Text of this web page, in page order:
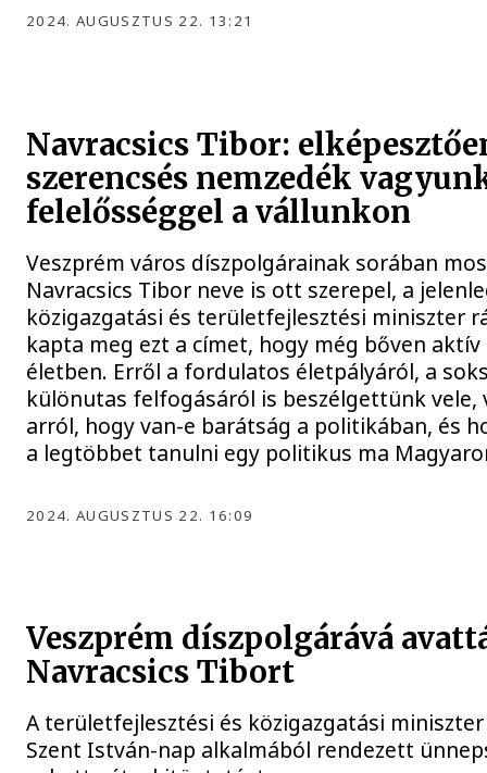
2024. AUGUSZTUS 22. 13:21
Navracsics Tibor:
szerencsés nemzedék
felelősséggel a vállunkon
Veszprém város díszpolgárainak sorában
Navracsics Tibor neve is ott szerepel, a
közigazgatási és területfejlesztési miniszter
kapta meg ezt a címet, hogy még bőven
életben. Erről a fordulatos életpályáról, a
különutas felfogásáról is beszélgettünk vele,
arról, hogy van-e barátság a politikában, és
a legtöbbet tanulni egy politikus ma
2024. AUGUSZTUS 22. 16:09
Veszprém díszpolgárává
Navracsics Tibort
A területfejlesztési és közigazgatási
Szent István-nap alkalmából rendezett